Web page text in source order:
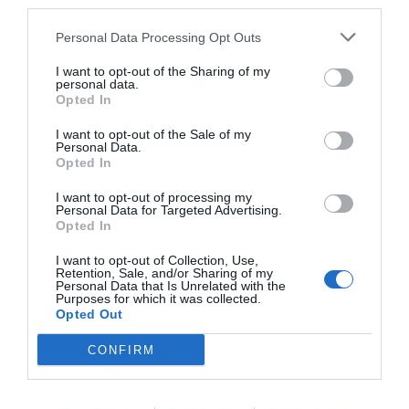
Personal Data Processing Opt Outs
I want to opt-out of the Sharing of my
personal data.
Opted In
I want to opt-out of the Sale of my
Personal Data.
Opted In
I want to opt-out of processing my
Personal Data for Targeted Advertising.
Opted In
I want to opt-out of Collection, Use,
Retention, Sale, and/or Sharing of my
Personal Data that Is Unrelated with the
Purposes for which it was collected.
Opted Out
CONFIRM
Alumnos del ciclo de Técnico Medio en Aceites de Oliva y Vinos en Burdeos -
DIPUTACIÓN DE VALENCIA
hasta los Cárpatos, en Rumanía, gracias a la
colaboración con elInstituto Silvícola de Bucovina
Allí profundizaron en el conocimiento de ecosistemas
forestales de gran valor medioambiental, además de
intercambiar experiencias con estudiantes y docentes